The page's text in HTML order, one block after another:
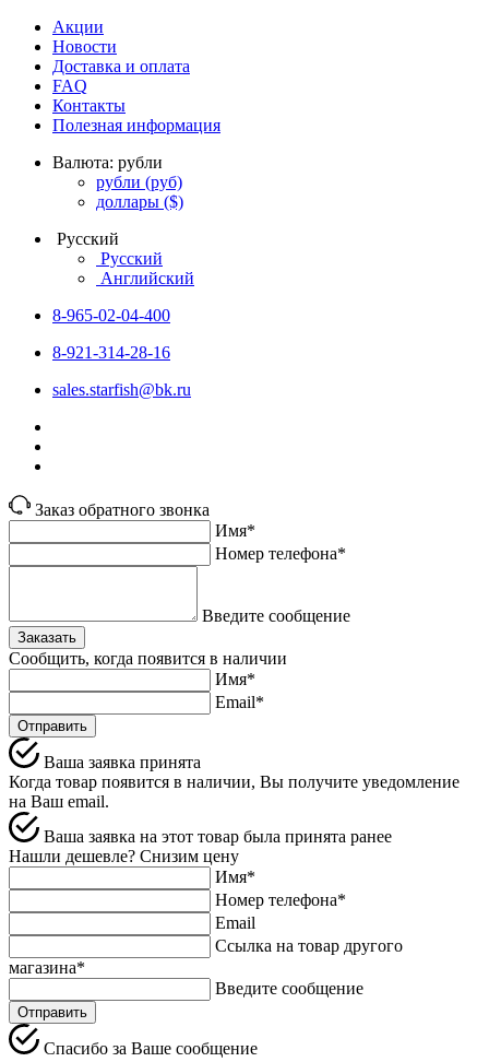
Акции
Новости
Доставка и оплата
FAQ
Контакты
Полезная информация
Валюта: рубли
рубли (руб)
доллары ($)
Русский
Русский
Английский
8-965-02-04-400
8-921-314-28-16
sales.starfish@bk.ru
Заказ обратного звонка
Имя*
Номер телефона*
Введите сообщение
Заказать
Сообщить, когда появится в наличии
Имя*
Email*
Отправить
Ваша заявка принята
Когда товар появится в наличии, Вы получите уведомление
на Ваш email.
Ваша заявка на этот товар была принята ранее
Нашли дешевле? Снизим цену
Имя*
Номер телефона*
Email
Ссылка на товар другого
магазина*
Введите сообщение
Спасибо за Ваше сообщение